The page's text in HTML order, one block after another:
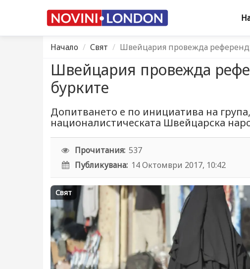
Начало Свят Швейцария провежда
Швейцария провежда
бурките
Допитването е по инициатива на
националистическата Швейцарска
Прочитания: 537
Публикувана: 14 Октомври 2017, 10:42
Свят